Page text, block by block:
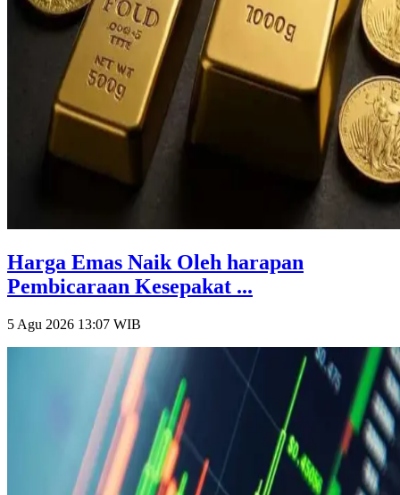
Harga Emas Naik Oleh harapan
Pembicaraan Kesepakat ...
5 Agu 2026 13:07 WIB